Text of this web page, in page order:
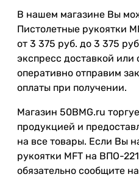
В нашем магазине Вы
Пистолетные рукоятки
от 3 375 руб. до 3 375
экспресс доставкой
оперативно отправим
оплаты при получении.
Магазин 50BMG.ru
продукцией и
на все товары. Если Вы
рукоятки MFT на ВПО-
обязательно сообщите